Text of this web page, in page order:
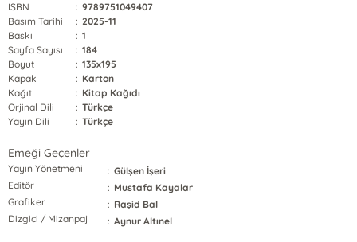
ISBN : 9789751049407
Basım Tarihi
: 2025-11
Baskı
: 1
Sayfa Sayısı
: 184
Boyut
: 135x195
Kapak
: Karton
Kağıt
: Kitap Kağıdı
Orjinal Dili
: Türkçe
Yayın Dili
: Türkçe
Emeği Geçenler
Yayın Yönetmeni : Gülşen İşeri
Editör
: Mustafa Kayalar
Grafiker
: Raşid Bal
Dizgici / Mizanpaj
: Aynur Altınel